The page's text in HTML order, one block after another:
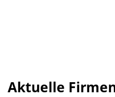
Aktuelle